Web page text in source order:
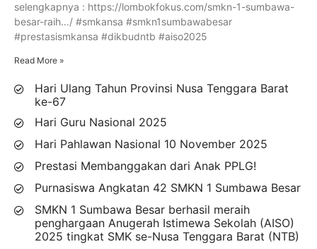
selengkapnya : https://lombokfokus.com/smkn-1-sumbawa-
besar-raih…/ #smkansa #smkn1sumbawabesar
#prestasismkansa #dikbudntb #aiso2025
Read More »
Hari Ulang Tahun Provinsi Nusa Tenggara Barat
ke-67
Hari Guru Nasional 2025
Hari Pahlawan Nasional 10 November 2025
Prestasi Membanggakan dari Anak PPLG!
Purnasiswa Angkatan 42 SMKN 1 Sumbawa Besar
SMKN 1 Sumbawa Besar berhasil meraih
penghargaan Anugerah Istimewa Sekolah (AISO)
2025 tingkat SMK se-Nusa Tenggara Barat (NTB)